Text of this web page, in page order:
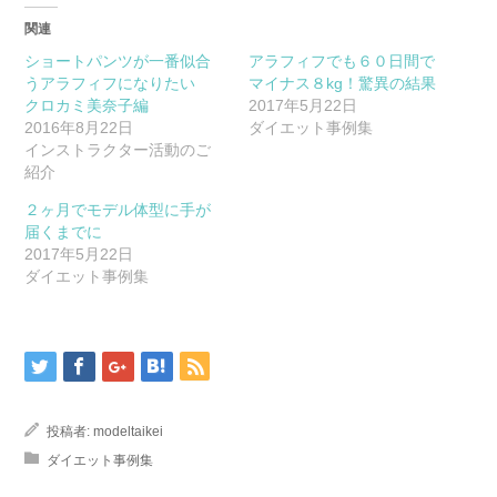
(新
い
ウ
ィ
ン
ド
ウ
ま
す)
ッ
ク
し
て
く
だ
さ
い
(新
ウ
ィ
ド
ウ
で
開
関連
ショートパンツが一番似合
うアラフィフになりたい
クロカミ美奈子編
2016年8月22日
インストラクター活動のご
紹介
アラフィフでも６０日間で
マイナス８kg！驚異の結果
2017年5月22日
ダイエット事例集
２ヶ月でモデル体型に手が
届くまでに
2017年5月22日
ダイエット事例集
投稿者: modeltaikei
ダイエット事例集